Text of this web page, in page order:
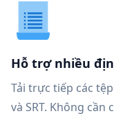
Hỗ trợ nhiều
Tải trực tiếp các tệp
và SRT. Không